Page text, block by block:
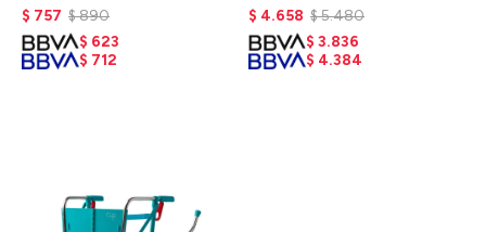
$ 757 $890
$ 623
$ 712
$ 4.658 $5.480
$ 3.836
$ 4.384